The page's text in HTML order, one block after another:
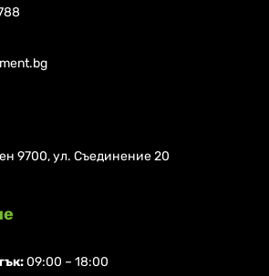
9700, ул. Съединение 20
09:00 – 18:00